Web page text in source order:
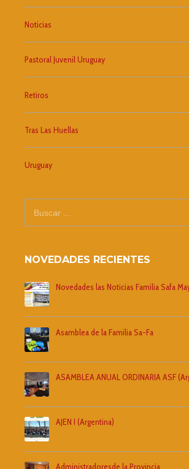
Noticias
Pastoral Juvenil Uruguay
Retiros
Tras Las Huellas
Uruguay
NOVEDADES RECIENTES
Novedades las Noticias Familia Safa
Asamblea de la Familia Sa-Fa
ASAMBLEA ANUAL ORDINARIA ASF
AJEN I (Argentina)